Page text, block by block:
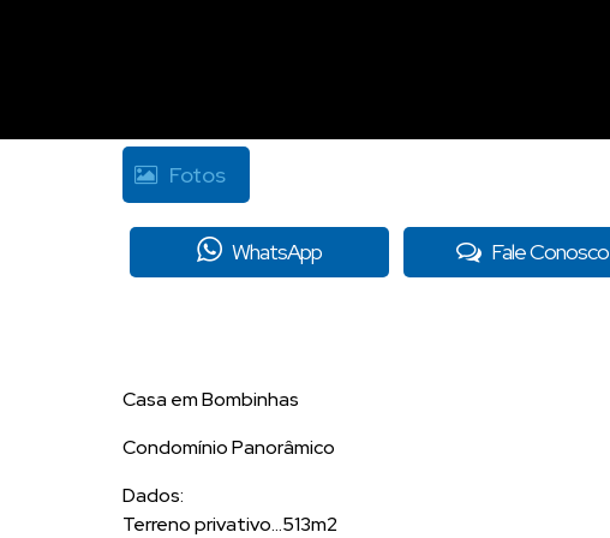
Fotos
WhatsApp Fale Conosco
Casa em Bombinhas
Condomínio Panorâmico
Dados:
Terreno privativo...513m2